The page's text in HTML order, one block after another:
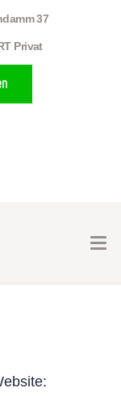
37
Privat